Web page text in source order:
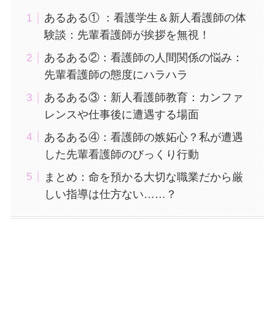
あるある① ：看護学生＆新人看護師の体
験談：先輩看護師が挨拶を無視！
あるある②：看護師の人間関係の悩み：
先輩看護師の態度にハラハラ
あるある③：新人看護師教育：カンファ
レンスや仕事後に遭遇する場面
あるある④：看護師の嫉妬心？私が遭遇
した先輩看護師のびっくり行動
まとめ：命を預かる大切な職業だから厳
しい指導は仕方ない……？